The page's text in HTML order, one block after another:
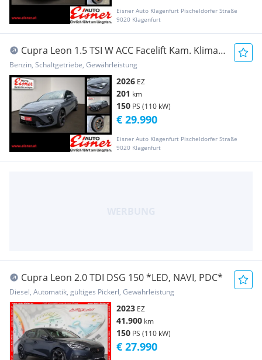
Eisner Auto Klagenfurt Pischeldorfer Straße
9020 Klagenfurt
Cupra Leon 1.5 TSI W ACC Facelift Kam. KlimaA
LED Navi
Benzin, Schaltgetriebe, Gewährleistung
2026 EZ
201 km
150 PS (110 kW)
Eisner Auto Klagenfurt Pischeldorfer Straße
9020 Klagenfurt
€ 29.990
Cupra Leon 2.0 TDI DSG 150 *LED, NAVI, PDC*
Diesel, Automatik, gültiges Pickerl, Gewährleistung
2023 EZ
41.900 km
150 PS (110 kW)
€ 27.990